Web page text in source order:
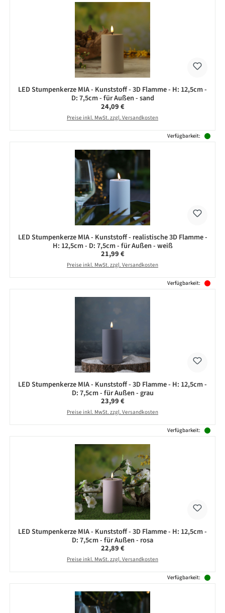
LED Stumpenkerze MIA - Kunststoff - 3D Flamme - H: 12,5cm -
D: 7,5cm - für Außen - sand
Regulärer Preis:
24,09 €
Preise inkl. MwSt. zzgl. Versandkosten
Verfügbarkeit:
LED Stumpenkerze MIA - Kunststoff - realistische 3D Flamme -
H: 12,5cm - D: 7,5cm - für Außen - weiß
Regulärer Preis:
21,99 €
Preise inkl. MwSt. zzgl. Versandkosten
Verfügbarkeit:
LED Stumpenkerze MIA - Kunststoff - 3D Flamme - H: 12,5cm -
D: 7,5cm - für Außen - grau
Regulärer Preis:
23,99 €
Preise inkl. MwSt. zzgl. Versandkosten
Verfügbarkeit:
LED Stumpenkerze MIA - Kunststoff - 3D Flamme - H: 12,5cm -
D: 7,5cm - für Außen - rosa
Regulärer Preis:
22,89 €
Preise inkl. MwSt. zzgl. Versandkosten
Verfügbarkeit: